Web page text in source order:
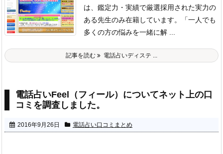
は、鑑定力・実績で厳選採用された実力の
ある先生のみ在籍しています。
「一人でも
多くの方の悩みを一緒に解 ...
記事を読む 電話占いディステ ...
電話占いFeel（フィール）についてネット上の口
コミを調査しました。
2016年9月26日 電話占い口コミまとめ